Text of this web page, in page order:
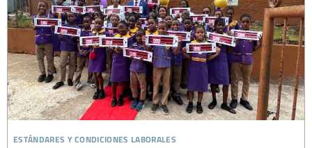
estándares y condiciones laborales